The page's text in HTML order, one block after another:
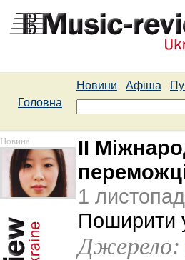
Новини Афіша
Головна
Новина
II
1
Поширити
Джерело: